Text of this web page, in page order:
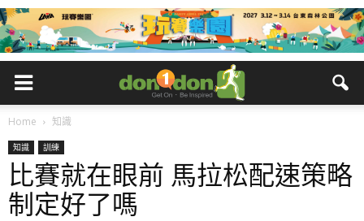
Home 知識
知識 訓練
比賽就在眼前 馬拉松配速策略
制定好了嗎